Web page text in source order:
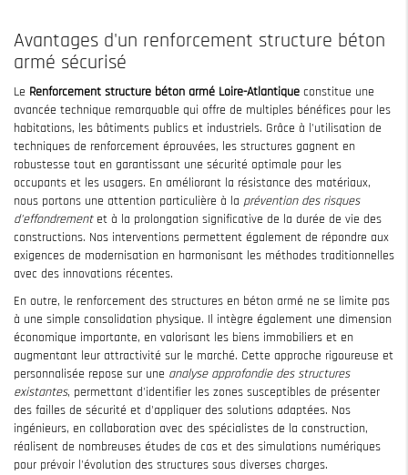
Avantages d'un renforcement structure béton
armé sécurisé
Le Renforcement structure béton armé Loire-Atlantique constitue une
avancée technique remarquable qui offre de multiples bénéfices pour les
habitations, les bâtiments publics et industriels. Grâce à l'utilisation de
techniques de renforcement éprouvées, les structures gagnent en
robustesse tout en garantissant une sécurité optimale pour les
occupants et les usagers. En améliorant la résistance des matériaux,
nous portons une attention particulière à la prévention des risques
d'effondrementet à la prolongation significative de la durée de vie des
constructions. Nos interventions permettent également de répondre aux
exigences de modernisation en harmonisant les méthodes traditionnelles
avec des innovations récentes.
En outre, le renforcement des structures en béton armé ne se limite pas
à une simple consolidation physique. Il intègre également une dimension
économique importante, en valorisant les biens immobiliers et en
augmentant leur attractivité sur le marché. Cette approche rigoureuse et
personnalisée repose sur une analyse approfondie des structures
existantes, permettant d'identifier les zones susceptibles de présenter
des failles de sécurité et d'appliquer des solutions adaptées. Nos
ingénieurs, en collaboration avec des spécialistes de la construction,
réalisent de nombreuses études de cas et des simulations numériques
pour prévoir l'évolution des structures sous diverses charges.